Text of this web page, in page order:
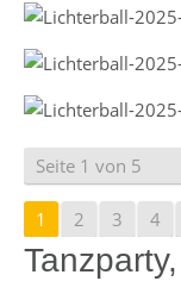
Seite 1 von 5
1 2 3 4